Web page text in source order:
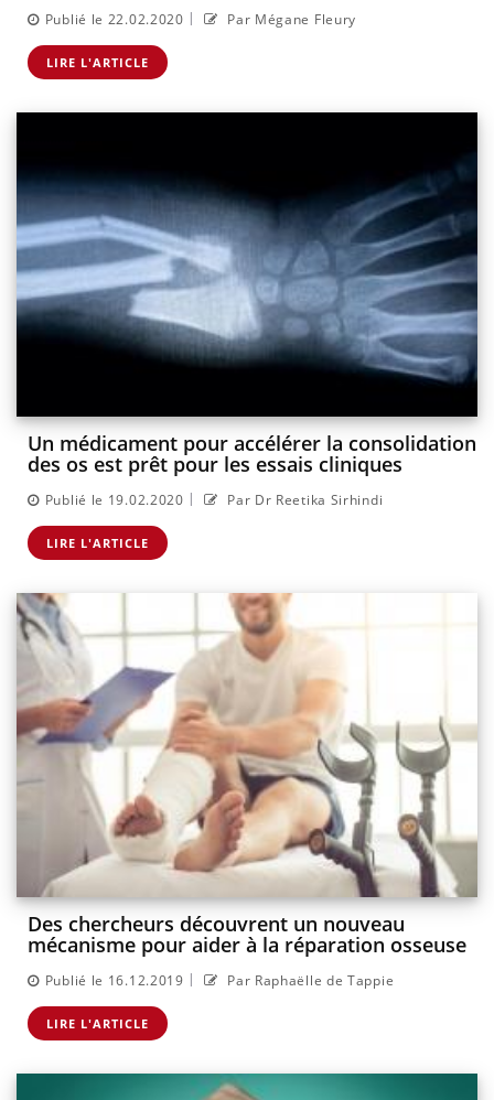
Publié le 22.02.2020 | Par Mégane Fleury
LIRE L'ARTICLE
Un médicament pour accélérer la consolidation
des os est prêt pour les essais cliniques
Publié le 19.02.2020 | Par Dr Reetika Sirhindi
LIRE L'ARTICLE
Des chercheurs découvrent un nouveau
mécanisme pour aider à la réparation osseuse
Publié le 16.12.2019 | Par Raphaëlle de Tappie
LIRE L'ARTICLE